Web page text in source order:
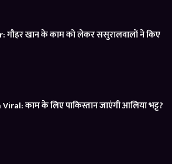
गौहर खान के काम को लेकर ससुरालवालों ने किए
काम के लिए पाकिस्तान जाएंगी आलिया भट्ट?